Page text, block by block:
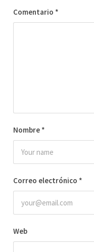
Comentario *
Nombre *
Correo electrónico *
Web